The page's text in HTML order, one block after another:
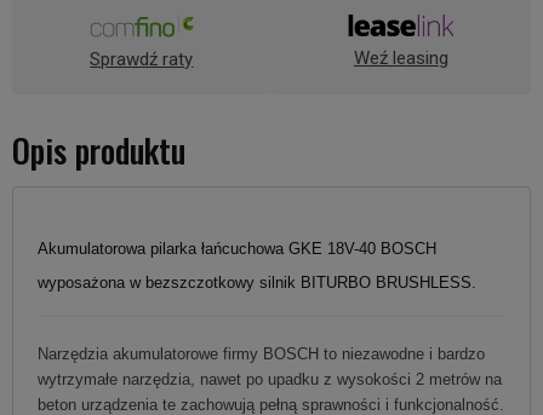
Sprawdź raty Weź leasing
Opis produktu
Akumulatorowa pilarka łańcuchowa GKE 18V-40 BOSCH
wyposażona w bezszczotkowy silnik BITURBO BRUSHLESS.
Narzędzia akumulatorowe firmy BOSCH to niezawodne i bardzo
wytrzymałe narzędzia, nawet po upadku z wysokości 2 metrów na
beton urządzenia te zachowują pełną sprawności i funkcjonalność.